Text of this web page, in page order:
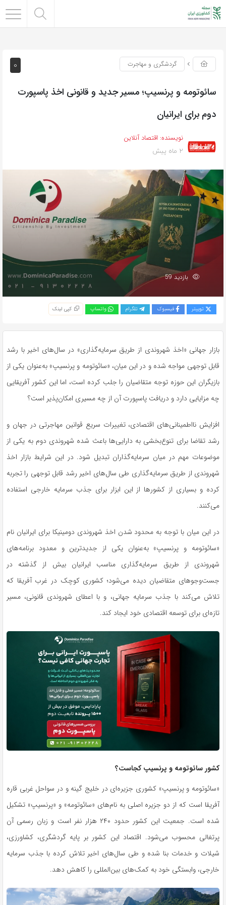
0 گردشگری و مهاجرت
سائوتومه و پرنسیپ؛ مسیر جدید و قانونی اخذ پاسپورت
دوم برای ایرانیان
نویسنده: اقتصاد آنلاین
2 ماه پیش
بازدید 59
توییتر فیسبوک تلگرام واتساپ کپی لینک
بازار جهانی «اخذ شهروندی از طریق سرمایه‌گذاری» در سال‌های اخیر با رشد
قابل توجهی مواجه شده و در این میان، «سائوتومه و پرنسیپ» به‌عنوان یکی از
بازیگران این حوزه توجه متقاضیان را جلب کرده است، اما این کشور آفریقایی
چه مزایایی دارد و دریافت پاسپورت آن از چه مسیری امکان‌پذیر است؟
افزایش نااطمینانی‌های اقتصادی، تغییرات سریع قوانین مهاجرتی در جهان و
رشد تقاضا برای تنوع‌بخشی به دارایی‌ها باعث شده شهروندی دوم به یکی از
موضوعات مهم در میان سرمایه‌گذاران تبدیل شود. در این شرایط بازار اخذ
شهروندی از طریق سرمایه‌گذاری طی سال‌های اخیر رشد قابل توجهی را تجربه
کرده و بسیاری از کشورها از این ابزار برای جذب سرمایه خارجی استفاده
می‌کنند.
در این میان با توجه به محدود شدن اخذ شهروندی دومینیکا برای ایرانیان نام
«سائوتومه و پرنسیپ» به‌عنوان یکی از جدیدترین و معدود برنامه‌های
شهروندی از طریق سرمایه‌گذاری مناسب ایرانیان بیش از گذشته در
جست‌وجوهای متقاضیان دیده می‌شود؛ کشوری کوچک در غرب آفریقا که
تلاش می‌کند با جذب سرمایه جهانی، و با اعطای شهروندی قانونی، مسیر
تازه‌ای برای توسعه اقتصادی خود ایجاد کند.
کشور سائوتومه و پرنسیپ کجاست؟
«سائوتومه و پرنسیپ» کشوری جزیره‌ای در خلیج گینه و در سواحل غربی قاره
آفریقا است که از دو جزیره اصلی به نام‌های «سائوتومه» و «پرنسیپ» تشکیل
شده است. جمعیت این کشور حدود ۲۴۰ هزار نفر است و زبان رسمی آن
پرتغالی محسوب می‌شود. اقتصاد این کشور بر پایه گردشگری، کشاورزی،
شیلات و خدمات بنا شده و طی سال‌های اخیر تلاش کرده با جذب سرمایه
خارجی، وابستگی خود به کمک‌های بین‌المللی را کاهش دهد.